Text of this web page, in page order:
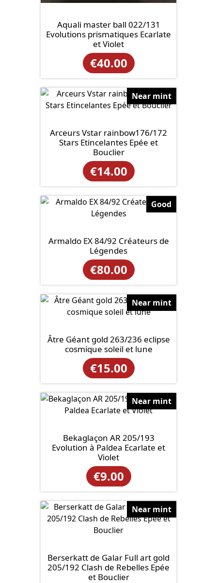
Aquali master ball 022/131
Evolutions prismatiques Ecarlate
et Violet
€40.00
Near mint
Arceurs Vstar rainbow176/172
Stars Etincelantes Epée et
Bouclier
€14.00
Good
Armaldo EX 84/92 Créateurs de
Légendes
€80.00
Near mint
Âtre Géant gold 263/236 eclipse
cosmique soleil et lune
€15.00
Near mint
Bekaglaçon AR 205/193
Evolution à Paldea Ecarlate et
Violet
€9.00
Near mint
Berserkatt de Galar Full art gold
205/192 Clash de Rebelles Epée
et Bouclier